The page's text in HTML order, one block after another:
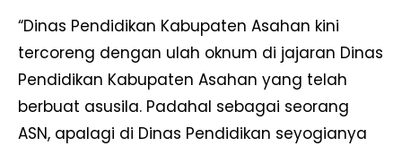
“Dinas Pendidikan Kabupaten Asahan kini
tercoreng dengan ulah oknum di jajaran Dinas
Pendidikan Kabupaten Asahan yang telah
berbuat asusila. Padahal sebagai seorang
ASN, apalagi di Dinas Pendidikan seyogianya